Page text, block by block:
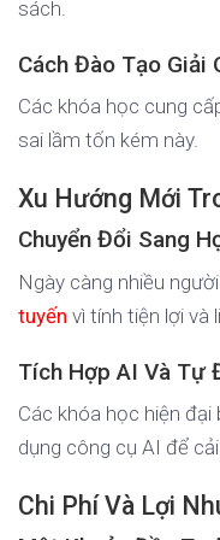
sách.
Cách Đào Tạo Giải
Các khóa học cung
sai lầm tốn kém này.
Xu Hướng Mới
Chuyển Đổi Sang
Ngày càng nhiều
tuyến vì tính tiện lợi và
Tích Hợp AI Và Tự
Các khóa học hiện
dụng công cụ AI để
Chi Phí Và Lợi